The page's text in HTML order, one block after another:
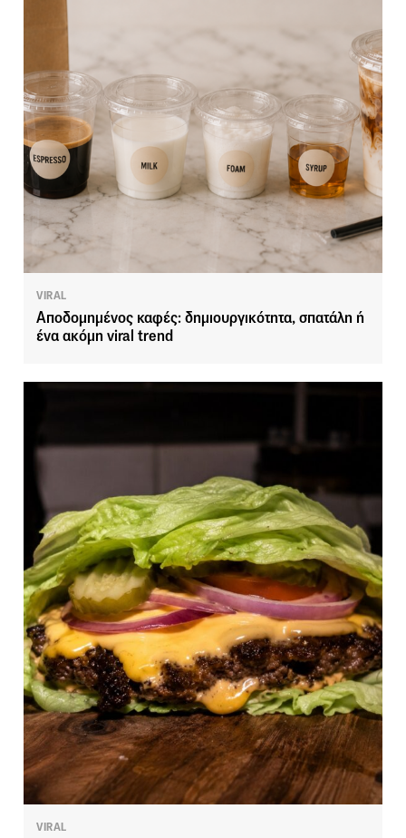
VIRAL
Αποδομημένος καφές: δημιουργικότητα, σπατάλη ή
ένα ακόμη viral trend
VIRAL